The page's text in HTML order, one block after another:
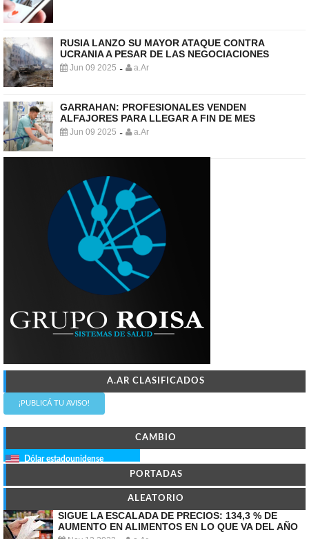
RUSIA LANZO SU MAYOR ATAQUE CONTRA
UCRANIA A PESAR DE LAS NEGOCIACIONES
Jun 09 2025 - a.Ar
GARRAHAN: PROFESIONALES VENDEN
ALFAJORES PARA LLEGAR A FIN DE MES
Jun 09 2025 - a.Ar
A.AR CLASIFICADOS
¡PUBLICÁ TU AVISO!
CAMBIO
Dólar estadounidense
PORTADAS
ALEATORIO
SIGUE LA ESCALADA DE PRECIOS: 134,3 % DE
AUMENTO EN ALIMENTOS EN LO QUE VA DEL AÑO